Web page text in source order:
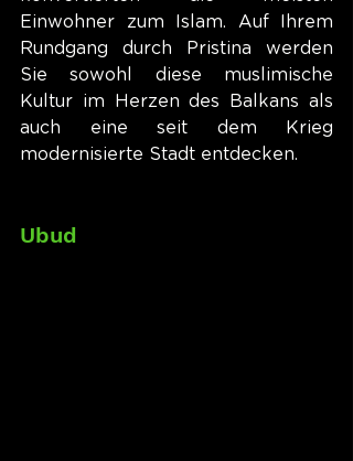
Einwohner zum Islam. Auf Ihrem
Rundgang durch Pristina werden
Sie sowohl diese muslimische
Kultur im Herzen des Balkans als
auch eine seit dem Krieg
modernisierte Stadt entdecken.
Ubud